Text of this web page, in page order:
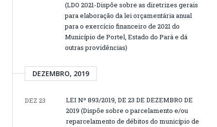
(LDO 2021-Dispõe sobre as diretrizes gerais
para elaboração da lei orçamentária anual
para o exercício financeiro de 2021 do
Município de Portel, Estado do Pará e dá
outras providências)
DEZEMBRO, 2019
DEZ 23
LEI Nº 893/2019, DE 23 DE DEZEMBRO DE
2019 (Dispõe sobre o parcelamento e/ou
reparcelamento de débitos do município de